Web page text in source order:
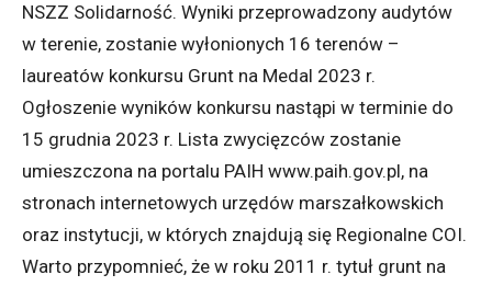
NSZZ Solidarność. Wyniki przeprowadzony audytów
w terenie, zostanie wyłonionych 16 terenów –
laureatów konkursu Grunt na Medal 2023 r.
Ogłoszenie wyników konkursu nastąpi w terminie do
15 grudnia 2023 r. Lista zwycięzców zostanie
umieszczona na portalu PAIH www.paih.gov.pl, na
stronach internetowych urzędów marszałkowskich
oraz instytucji, w których znajdują się Regionalne COI.
Warto przypomnieć, że w roku 2011 r. tytuł grunt na